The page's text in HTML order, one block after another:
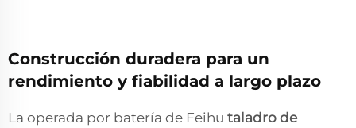
Construcción duradera para un
rendimiento y fiabilidad a largo plazo
La operada por batería de Feihu taladro de